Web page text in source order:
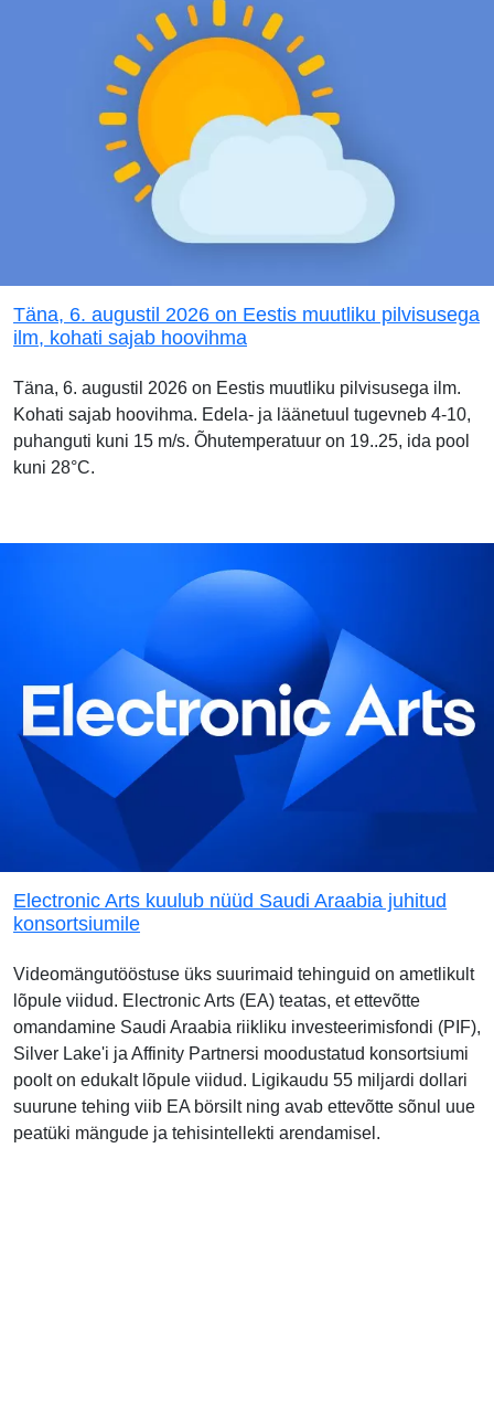
Täna, 6. augustil 2026 on Eestis muutliku pilvisusega
ilm, kohati sajab hoovihma
Täna, 6. augustil 2026 on Eestis muutliku pilvisusega ilm.
Kohati sajab hoovihma. Edela- ja läänetuul tugevneb 4-10,
puhanguti kuni 15 m/s. Õhutemperatuur on 19..25, ida pool
kuni 28°C.
Electronic Arts kuulub nüüd Saudi Araabia juhitud
konsortsiumile
Videomängutööstuse üks suurimaid tehinguid on ametlikult
lõpule viidud. Electronic Arts (EA) teatas, et ettevõtte
omandamine Saudi Araabia riikliku investeerimisfondi (PIF),
Silver Lake'i ja Affinity Partnersi moodustatud konsortsiumi
poolt on edukalt lõpule viidud. Ligikaudu 55 miljardi dollari
suurune tehing viib EA börsilt ning avab ettevõtte sõnul uue
peatüki mängude ja tehisintellekti arendamisel.